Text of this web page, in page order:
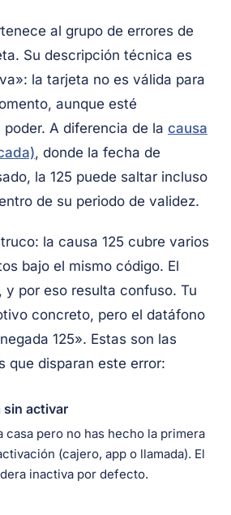
al grupo de errores de
Su descripción técnica es
la tarjeta no es válida para
aunque esté
A diferencia de la causa
, donde la fecha de
la 125 puede saltar incluso
de su periodo de validez.
la causa 125 cubre varios
bajo el mismo código. El
y por eso resulta confuso. Tu
concreto, pero el datáfono
125». Estas son las
que disparan este error:
sin activar
casa pero no has hecho la primera
(cajero, app o llamada). El
inactiva por defecto.